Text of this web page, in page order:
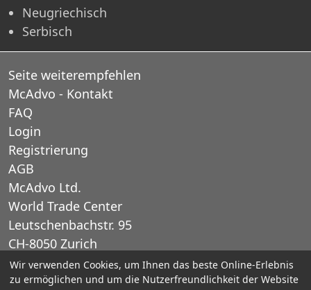
Neugriechisch
Serbisch
Seite weiterempfehlen
McAdvo - Kontakt
FAQ
Login
Registrierung
AGB
McAdvo Ltd.
World Trade Center
Leutschenbachstr. 95
CH-8050 Zurich
Schweiz
Wir verwenden Cookies, um Ihnen das beste Online-Erlebnis
zu ermöglichen und um die Nutzerfreundlichkeit der Website